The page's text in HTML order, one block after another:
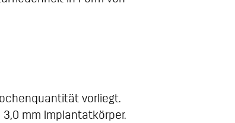
vorliegt.
mm Implantatkörper.